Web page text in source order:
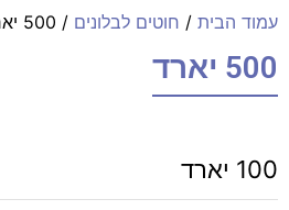
עמוד הבית / חוטים לבלונים / 500 יארד
500 יארד
100 יארד